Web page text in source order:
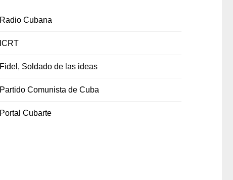
Radio Cubana
ICRT
Fidel, Soldado de las ideas
Partido Comunista de Cuba
Portal Cubarte